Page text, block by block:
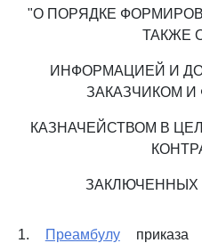
"О ПОРЯДКЕ
ТАКЖЕ
ИНФОРМАЦИЕЙ И
ЗАКАЗЧИКОМ
КАЗНАЧЕЙСТВОМ В
ЗАКЛЮЧЕННЫХ
1. Преамбулуприказа